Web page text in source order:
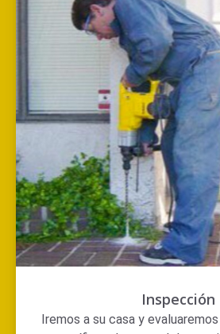
Inspección
Iremos a su casa y